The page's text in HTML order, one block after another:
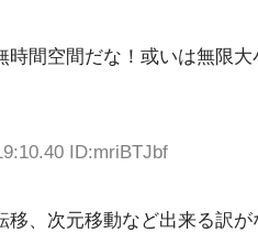
間空間だな！或いは無限大
ID:mriBTJbf
、次元移動など出来る訳が